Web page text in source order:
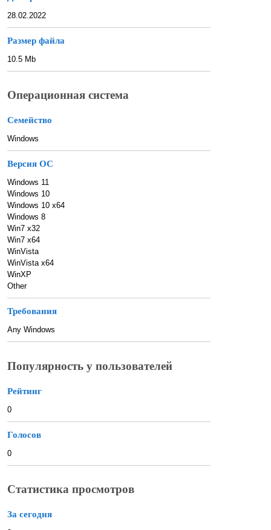
28.02.2022
Размер файла
10.5 Mb
Операционная система
Семейство
Windows
Версия ОС
Windows 11
Windows 10
Windows 10 x64
Windows 8
Win7 x32
Win7 x64
WinVista
WinVista x64
WinXP
Other
Требования
Any Windows
Популярность у пользователей
Рейтинг
0
Голосов
0
Статистика просмотров
За сегодня